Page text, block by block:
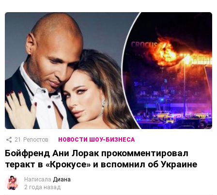
21 Репостов НОВОСТИ ШОУ-БИЗНЕСА
Бойфренд Ани Лорак прокомментировал
теракт в «Крокусе» и вспомнил об Украине
Написала Диана
2 года назад